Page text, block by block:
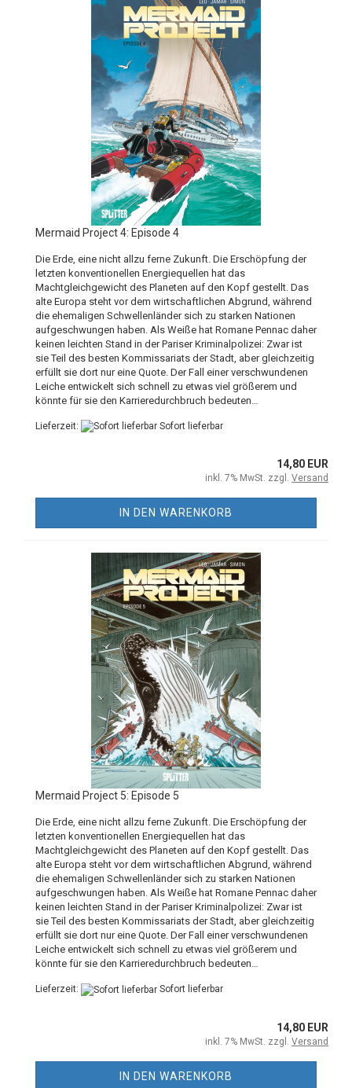
Mermaid Project 4: Episode 4
Die Erde, eine nicht allzu ferne Zukunft. Die Erschöpfung der
letzten konventionellen Energiequellen hat das
Machtgleichgewicht des Planeten auf den Kopf gestellt. Das
alte Europa steht vor dem wirtschaftlichen Abgrund, während
die ehemaligen Schwellenländer sich zu starken Nationen
aufgeschwungen haben. Als Weiße hat Romane Pennac daher
keinen leichten Stand in der Pariser Kriminalpolizei: Zwar ist
sie Teil des besten Kommissariats der Stadt, aber gleichzeitig
erfüllt sie dort nur eine Quote. Der Fall einer verschwundenen
Leiche entwickelt sich schnell zu etwas viel größerem und
könnte für sie den Karrieredurchbruch bedeuten…
Lieferzeit: Sofort lieferbar
14,80 EUR
inkl. 7% MwSt. zzgl. Versand
IN DEN WARENKORB
Mermaid Project 5: Episode 5
Die Erde, eine nicht allzu ferne Zukunft. Die Erschöpfung der
letzten konventionellen Energiequellen hat das
Machtgleichgewicht des Planeten auf den Kopf gestellt. Das
alte Europa steht vor dem wirtschaftlichen Abgrund, während
die ehemaligen Schwellenländer sich zu starken Nationen
aufgeschwungen haben. Als Weiße hat Romane Pennac daher
keinen leichten Stand in der Pariser Kriminalpolizei: Zwar ist
sie Teil des besten Kommissariats der Stadt, aber gleichzeitig
erfüllt sie dort nur eine Quote. Der Fall einer verschwundenen
Leiche entwickelt sich schnell zu etwas viel größerem und
könnte für sie den Karrieredurchbruch bedeuten…
Lieferzeit: Sofort lieferbar
14,80 EUR
inkl. 7% MwSt. zzgl. Versand
IN DEN WARENKORB